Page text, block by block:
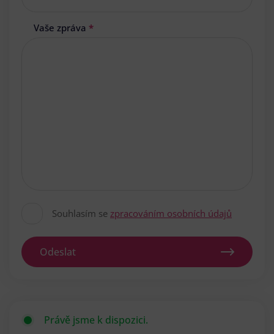
Vaše zpráva *
Souhlasím se zpracováním osobních údajů
Odeslat
Právě jsme k dispozici.